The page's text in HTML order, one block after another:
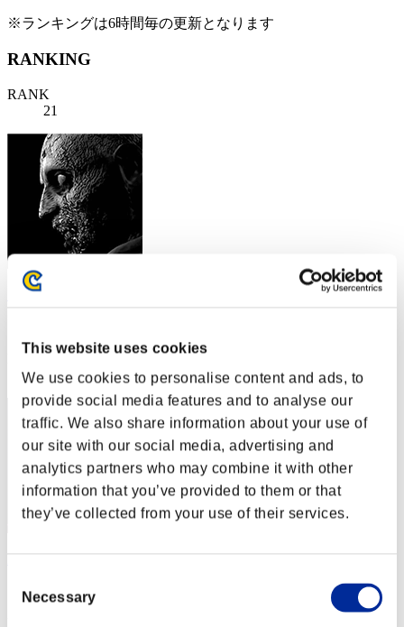
This website uses cookies
We use cookies to personalise content and ads, to
provide social media features and to analyse our
traffic. We also share information about your use of
our site with our social media, advertising and
analytics partners who may combine it with other
information that you’ve provided to them or that
they’ve collected from your use of their services.
Selection
Necessary
※ランキングは6時間毎の更新となります
RANKING
RANK
21
SPAYKER
RANK
22
LonerPlayer
スコア:Lv:20/07'51"98